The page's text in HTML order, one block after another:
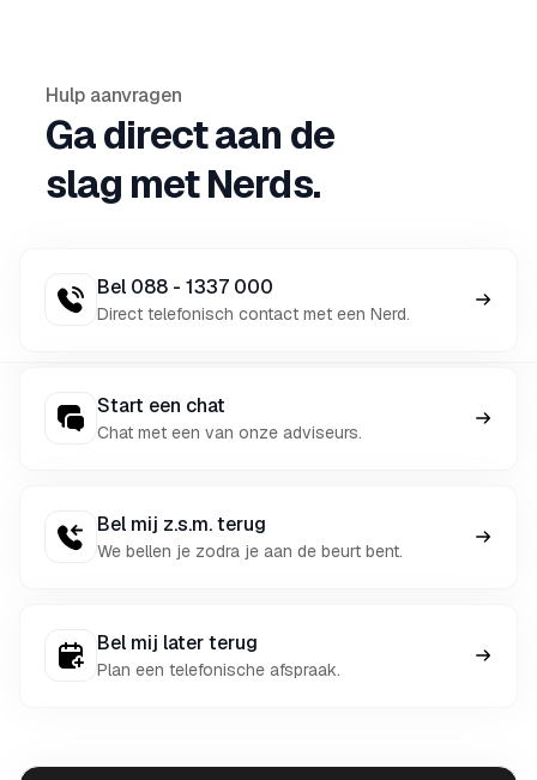
Hulp aanvragen
Ga direct aan de
slag met Nerds.
Bel 088 - 1337 000
Direct telefonisch contact met een Nerd.
Start een chat
Chat met een van onze adviseurs.
Bel mij z.s.m. terug
We bellen je zodra je aan de beurt bent.
Bel mij later terug
Plan een telefonische afspraak.